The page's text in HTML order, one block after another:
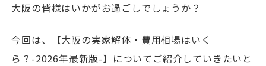
大阪の皆様はいかがお過ごしでしょうか？
今回は、【大阪の実家解体・費用相場はいく
ら？-2026年最新版-】についてご紹介していきたいと